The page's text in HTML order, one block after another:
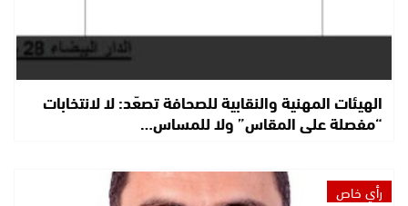
الهيئات المهنية والنقابية للصحافة تصعّد: لا لانتخابات
“مفصلة على المقاس” ولا للمساس…
رأي خاص